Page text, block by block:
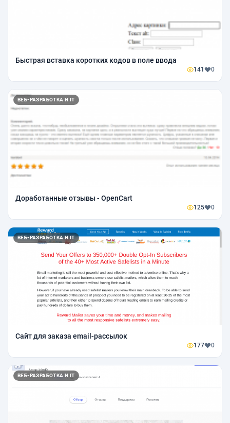
Быстрая вставка коротких кодов в поле ввода
141 0
ВЕБ-РАЗРАБОТКА И IT
Доработанные отзывы - OpenCart
125 0
ВЕБ-РАЗРАБОТКА И IT
Сайт для заказа email-рассылок
177 0
ВЕБ-РАЗРАБОТКА И IT